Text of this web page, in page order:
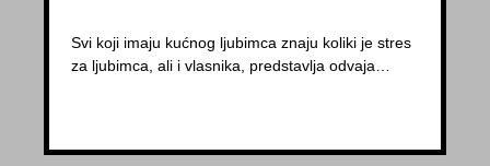
Svi koji imaju kućnog ljubimca znaju koliki je stres
za ljubimca, ali i vlasnika, predstavlja odvaja…